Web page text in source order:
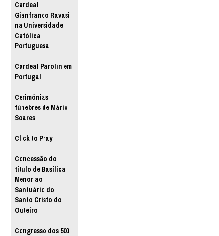
Cardeal
Gianfranco Ravasi
na Universidade
Católica
Portuguesa
Cardeal Parolin em
Portugal
Cerimónias
fúnebres de Mário
Soares
Click to Pray
Concessão do
título de Basílica
Menor ao
Santuário do
Santo Cristo do
Outeiro
Congresso dos 500